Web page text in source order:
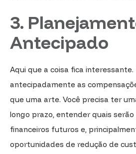
3.
Antecipado
Aqui que a coisa fica interessante.
antecipadamente as
que uma arte. Você precisa ter
longo prazo, entender quais
financeiros futuros e,
oportunidades de redução de